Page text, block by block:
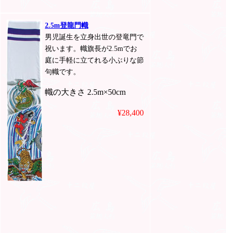
2.5m登龍門幟
男児誕生を立身出世の登竜門で
祝います。幟旗長が2.5mでお
庭に手軽に立てれる小ぶりな節
句幟です。
幟の大きさ 2.5m×50cm
¥28,400